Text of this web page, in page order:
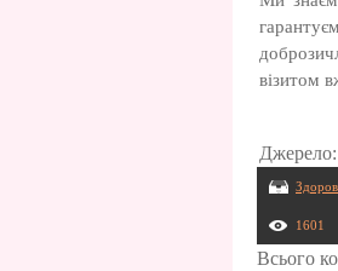
візитом
Джерело:
1601
Всього